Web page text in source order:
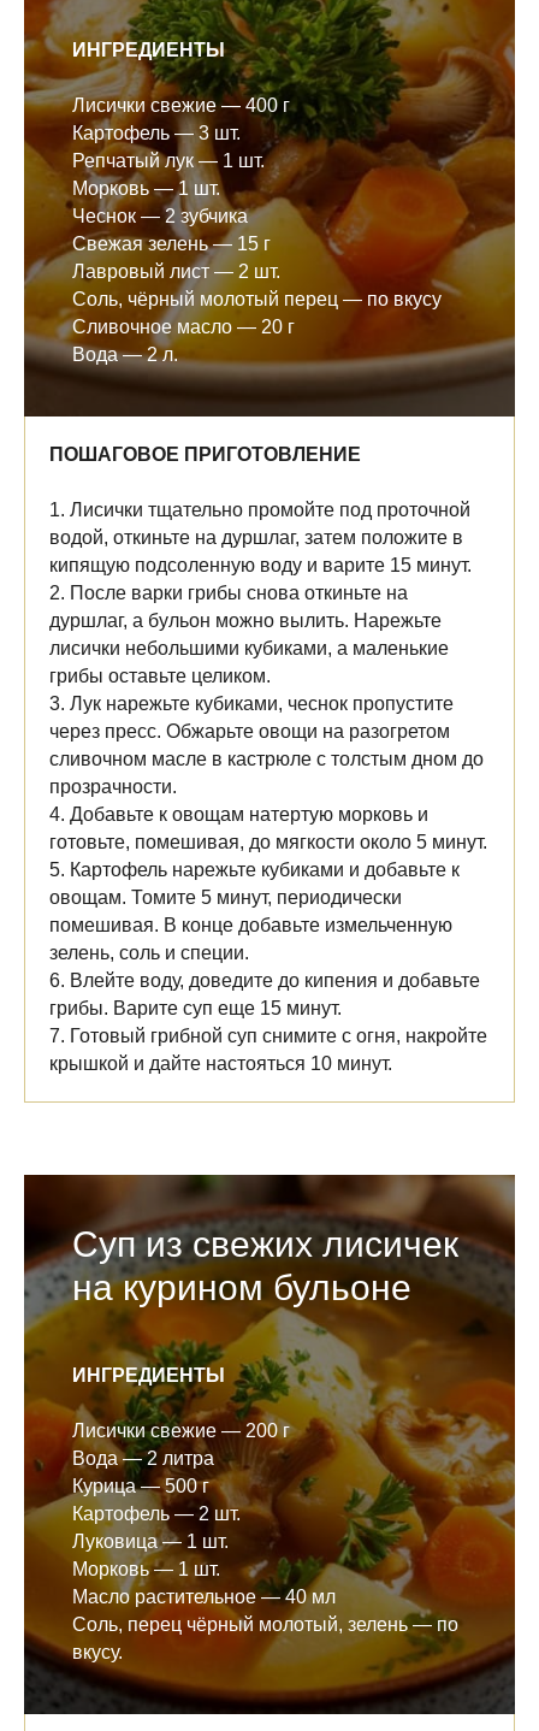
ИНГРЕДИЕНТЫ
Лисички свежие — 400 г
Картофель — 3 шт.
Репчатый лук — 1 шт.
Морковь — 1 шт.
Чеснок — 2 зубчика
Свежая зелень — 15 г
Лавровый лист — 2 шт.
Соль, чёрный молотый перец — по вкусу
Сливочное масло — 20 г
Вода — 2 л.
ПОШАГОВОЕ ПРИГОТОВЛЕНИЕ
1. Лисички тщательно промойте под проточной
водой, откиньте на дуршлаг, затем положите в
кипящую подсоленную воду и варите 15 минут.
2. После варки грибы снова откиньте на
дуршлаг, а бульон можно вылить. Нарежьте
лисички небольшими кубиками, а маленькие
грибы оставьте целиком.
3. Лук нарежьте кубиками, чеснок пропустите
через пресс. Обжарьте овощи на разогретом
сливочном масле в кастрюле с толстым дном до
прозрачности.
4. Добавьте к овощам натертую морковь и
готовьте, помешивая, до мягкости около 5 минут.
5. Картофель нарежьте кубиками и добавьте к
овощам. Томите 5 минут, периодически
помешивая. В конце добавьте измельченную
зелень, соль и специи.
6. Влейте воду, доведите до кипения и добавьте
грибы. Варите суп еще 15 минут.
7. Готовый грибной суп снимите с огня, накройте
крышкой и дайте настояться 10 минут.
Суп из свежих лисичек
на курином бульоне
ИНГРЕДИЕНТЫ
Лисички свежие — 200 г
Вода — 2 литра
Курица — 500 г
Картофель — 2 шт.
Луковица — 1 шт.
Морковь — 1 шт.
Масло растительное — 40 мл
Соль, перец чёрный молотый, зелень — по
вкусу.